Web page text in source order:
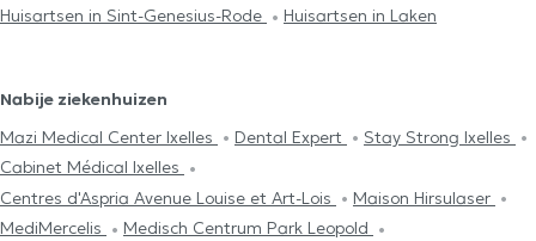
Huisartsen in Sint-Genesius-Rode
Huisartsen in Laken
Nabije ziekenhuizen
Mazi Medical Center Ixelles
Dental Expert
Stay Strong Ixelles
Cabinet Médical Ixelles
Centres d'Aspria Avenue Louise et Art-Lois
Maison Hirsulaser
MediMercelis
Medisch Centrum Park Leopold